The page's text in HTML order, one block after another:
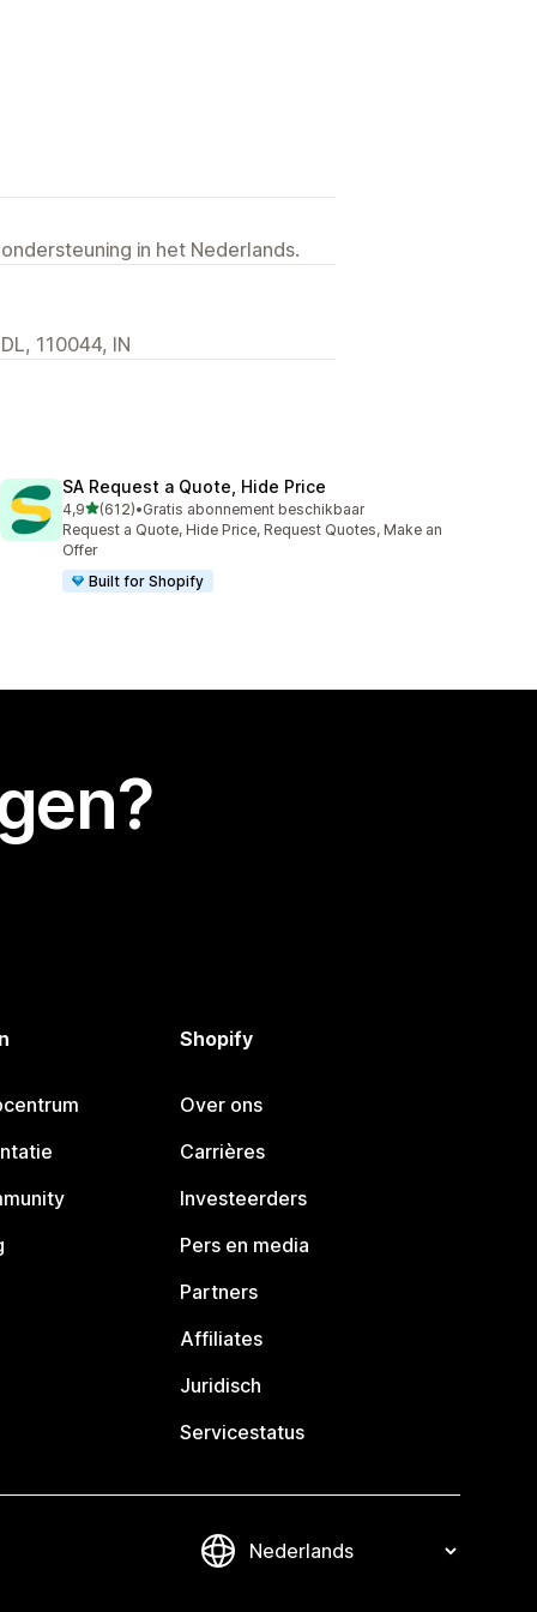
in het Nederlands.
110044, IN
SA Request a Quote, Hide Price
4,9van 5 sterren
(612)
612 recensies in totaal
•Gratis abonnement beschikbaar
Request a Quote, Hide Price, Request Quotes, Make an
Offer
Built for Shopify
Shopify
Over ons
Carrières
Investeerders
Pers en media
Partners
Affiliates
Juridisch
Servicestatus